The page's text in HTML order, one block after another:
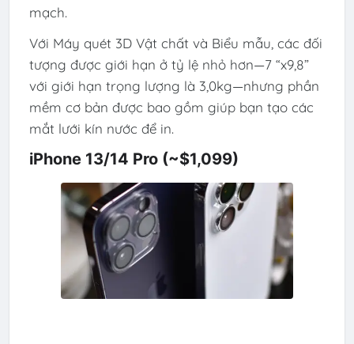
mạch.
Với Máy quét 3D Vật chất và Biểu mẫu, các đối
tượng được giới hạn ở tỷ lệ nhỏ hơn—7 “x9,8”
với giới hạn trọng lượng là 3,0kg—nhưng phần
mềm cơ bản được bao gồm giúp bạn tạo các
mắt lưới kín nước để in.
iPhone 13/14 Pro (~$1,099)